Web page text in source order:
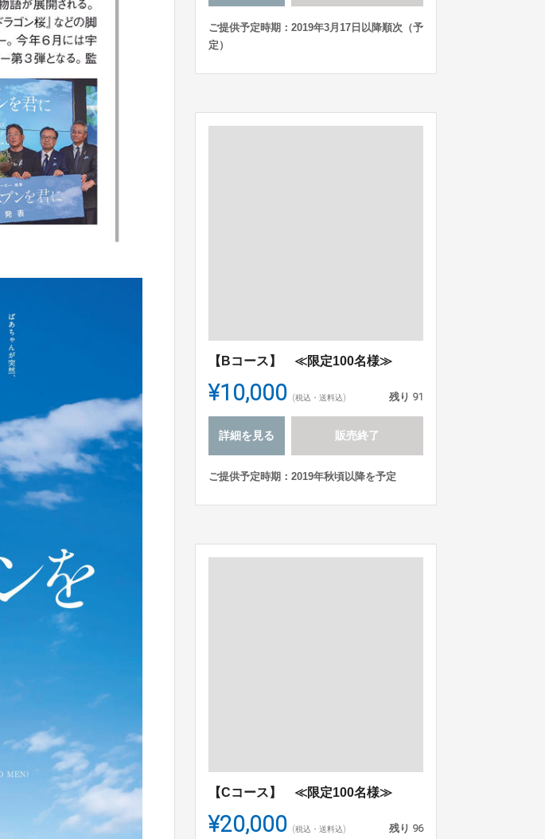
ご提供予定時期：2019年3月17日以降順次（予
定）
【Bコース】 ≪限定100名様≫
¥10,000 (税込・送料込) 残り 91
詳細を見る 販売終了
ご提供予定時期：2019年秋頃以降を予定
【Cコース】 ≪限定100名様≫
¥20,000 (税込・送料込) 残り 96